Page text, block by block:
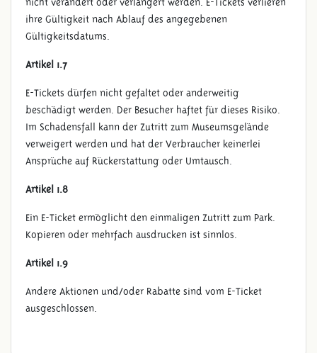
ihre Gültigkeit nach Ablauf des angegebenen
Gültigkeitsdatums.
Artikel 1.7
E-Tickets dürfen nicht gefaltet oder anderweitig
beschädigt werden. Der Besucher haftet für dieses Risiko.
Im Schadensfall kann der Zutritt zum Museumsgelände
verweigert werden und hat der Verbraucher keinerlei
Ansprüche auf Rückerstattung oder Umtausch.
Artikel 1.8
Ein E-Ticket ermöglicht den einmaligen Zutritt zum Park.
Kopieren oder mehrfach ausdrucken ist sinnlos.
Artikel 1.9
Andere Aktionen und/oder Rabatte sind vom E-Ticket
ausgeschlossen.